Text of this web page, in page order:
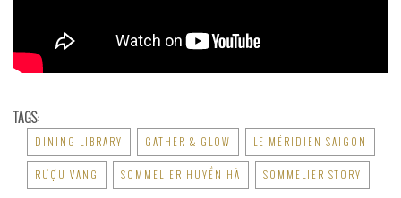
TAGS:
DINING LIBRARY GATHER & GLOW LE MÉRIDIEN SAIGON
RƯỢU VANG SOMMELIER HUYỀN HÀ SOMMELIER STORY